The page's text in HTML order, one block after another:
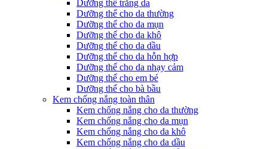
Dưỡng thể trắng da
Dưỡng thể cho da thường
Dưỡng thể cho da mụn
Dưỡng thể cho da khô
Dưỡng thể cho da dầu
Dưỡng thể cho da hỗn hợp
Dưỡng thể cho da nhạy cảm
Dưỡng thể cho em bé
Dưỡng thể cho bà bầu
Kem chống nắng toàn thân
Kem chống nắng cho da thường
Kem chống nắng cho da mụn
Kem chống nắng cho da khô
Kem chống nắng cho da dầu